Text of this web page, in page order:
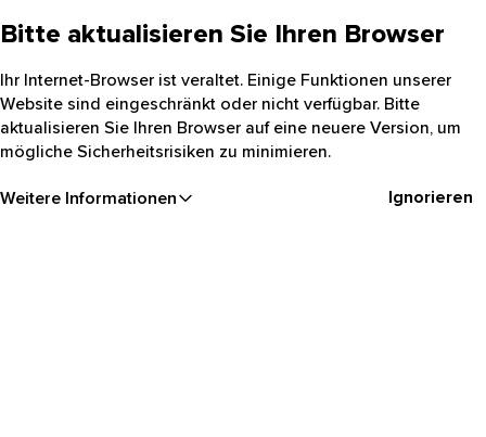
Bitte aktualisieren Sie Ihren Browser
Ihr Internet-Browser ist veraltet. Einige Funktionen unserer
Website sind eingeschränkt oder nicht verfügbar. Bitte
aktualisieren Sie Ihren Browser auf eine neuere Version, um
mögliche Sicherheitsrisiken zu minimieren.
Weitere Informationen Ignorieren